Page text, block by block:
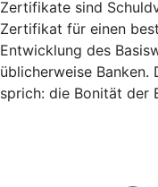
Zertifikate sind
Zertifikat für einen
Entwicklung des
üblicherweise
sprich: die Bonität der